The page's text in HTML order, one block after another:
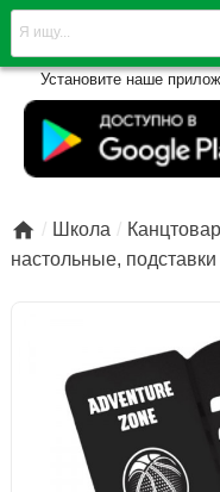
Установите наше
 Школа
настольные, подставки